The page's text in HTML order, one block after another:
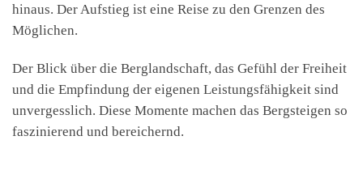
hinaus. Der Aufstieg ist eine Reise zu den Grenzen des
Möglichen.
Der Blick über die Berglandschaft, das Gefühl der Freiheit
und die Empfindung der eigenen Leistungsfähigkeit sind
unvergesslich. Diese Momente machen das Bergsteigen so
faszinierend und bereichernd.